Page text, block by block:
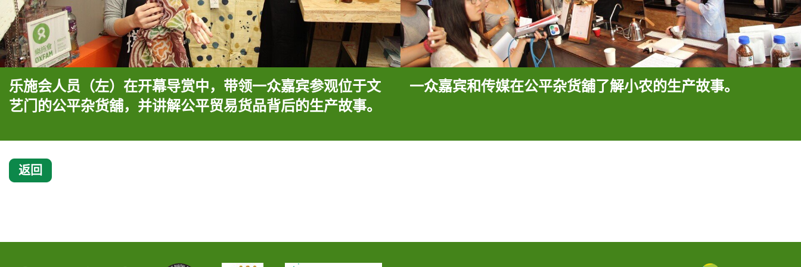
乐施会人员（左）在开幕导赏中，带领一众嘉宾参观位于文
艺门的公平杂货舖，并讲解公平贸易货品背后的生产故事。
一众嘉宾和传媒在公平杂货舖了解小农的生产故事。
返回